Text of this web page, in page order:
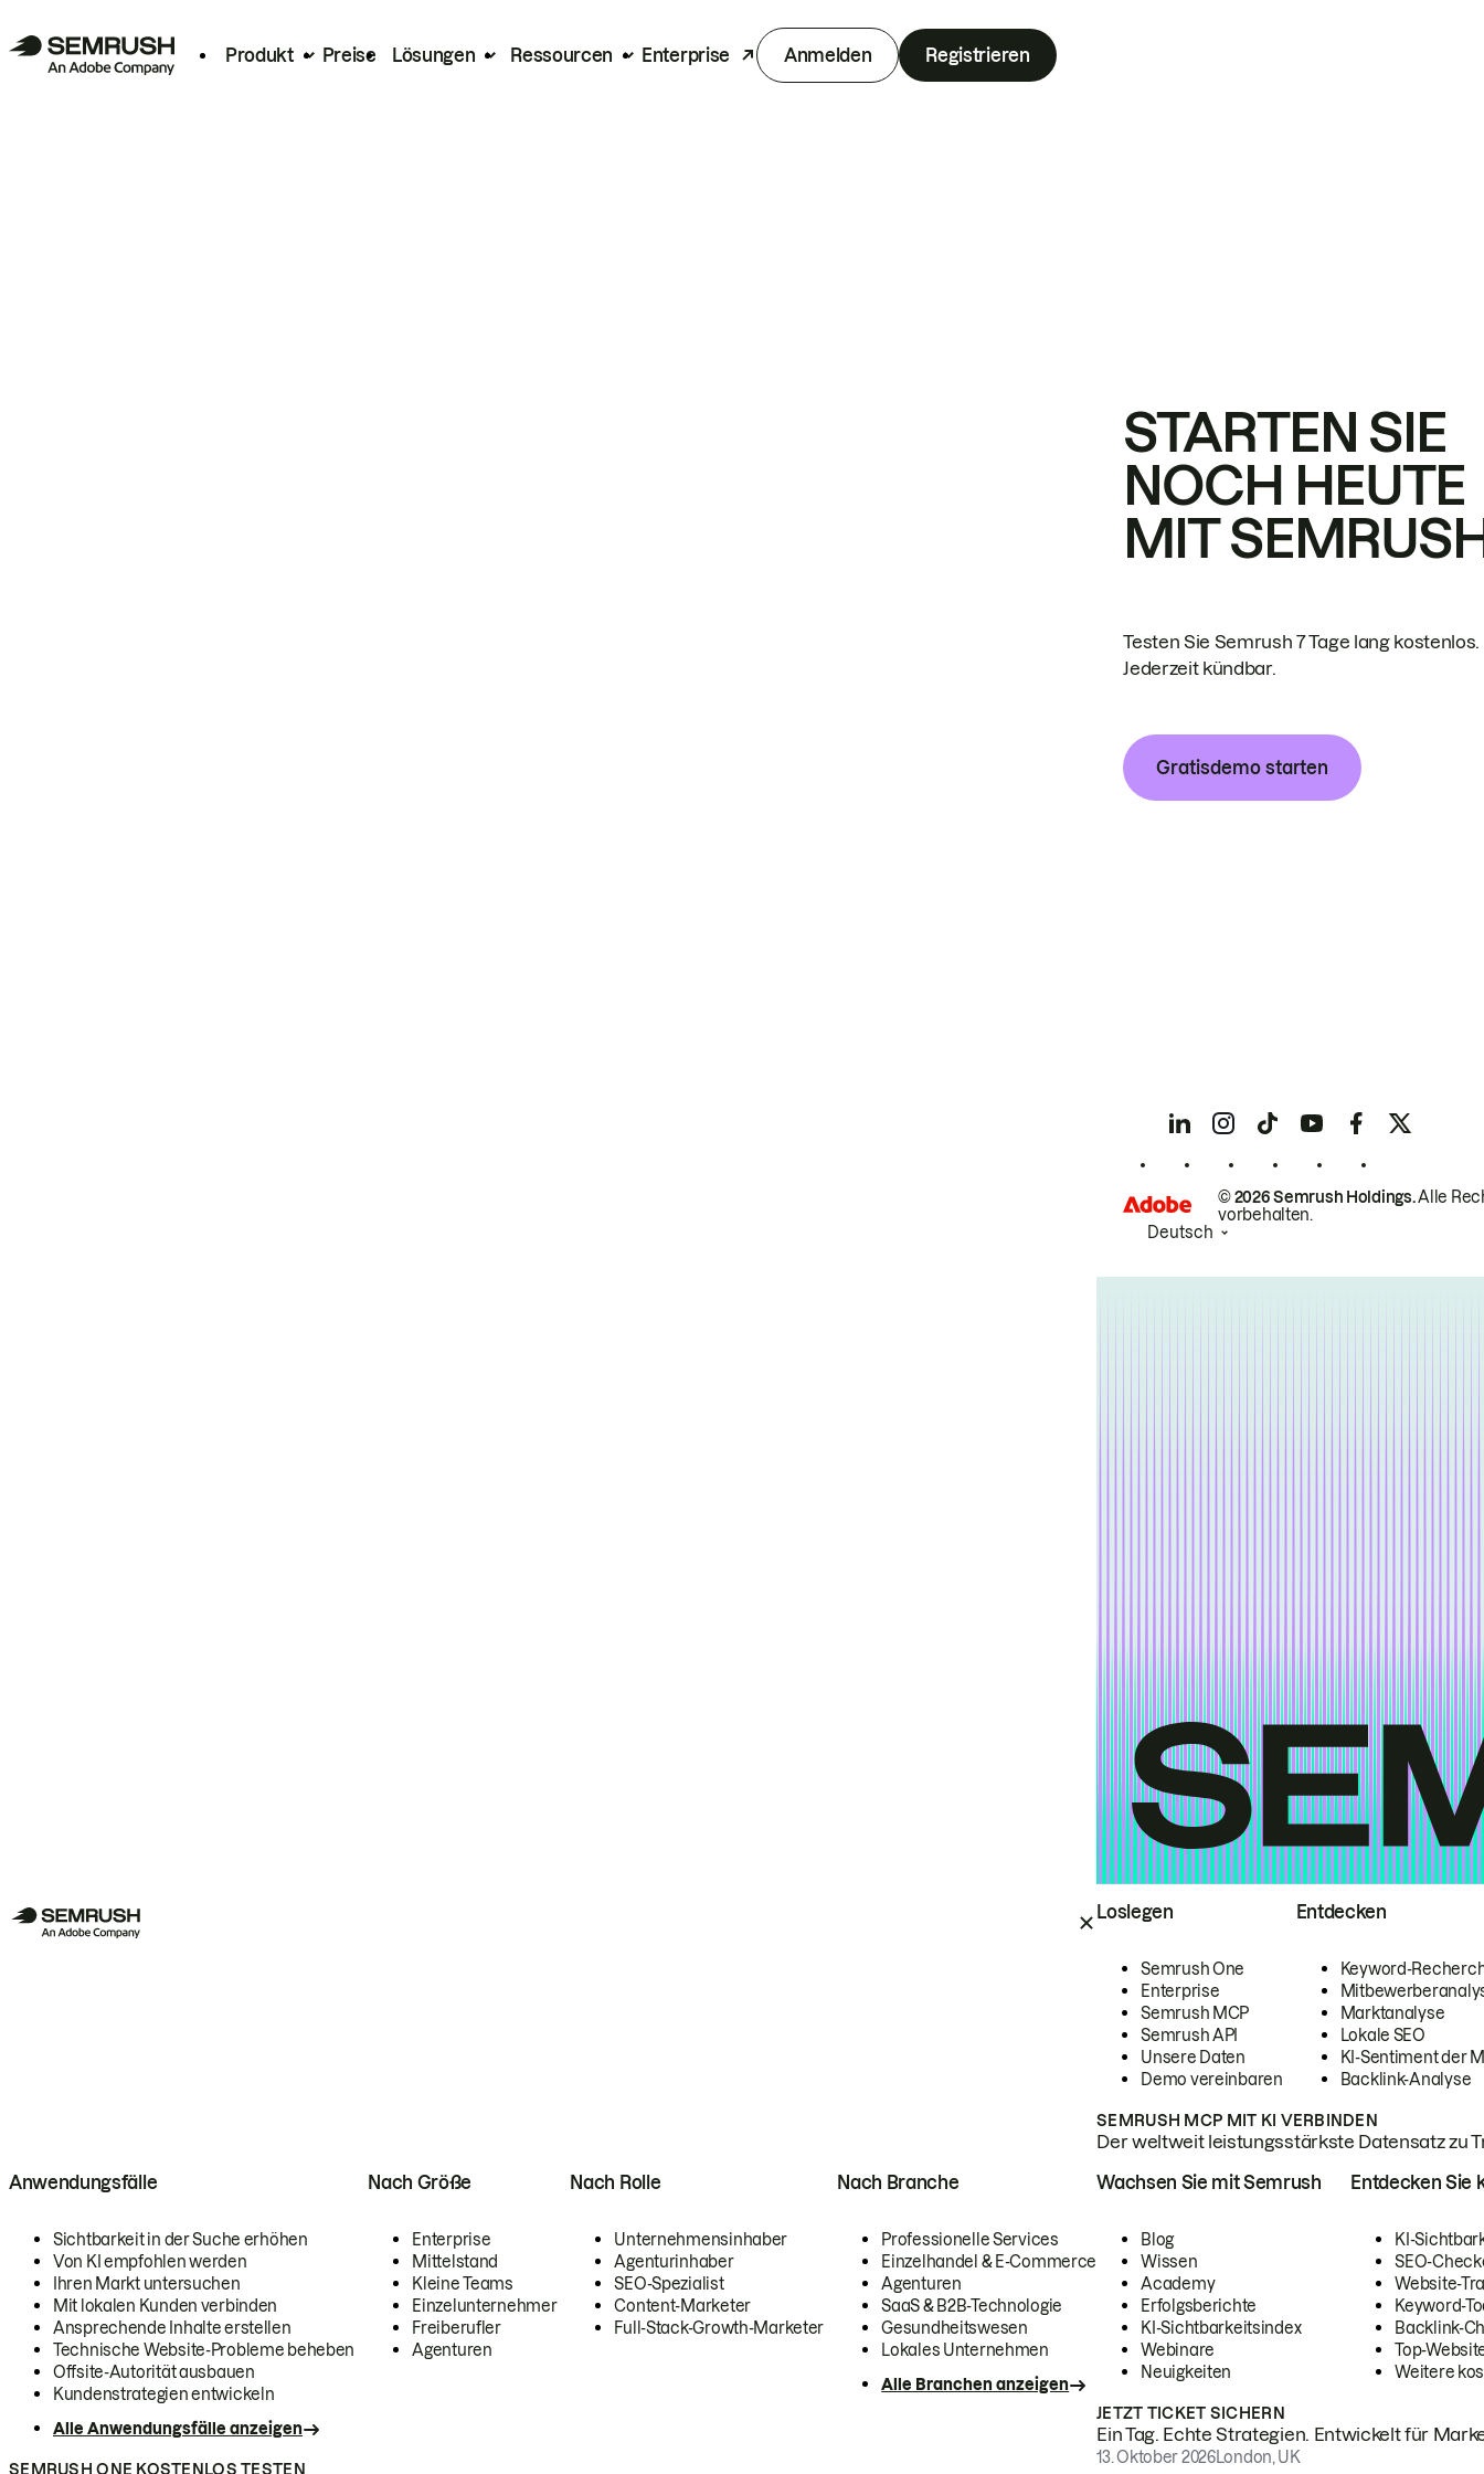
Produkt Preise Lösungen Ressourcen Enterprise Anmelden Registrieren
Loslegen
Semrush One
Enterprise
Semrush MCP
Semrush API
Unsere Daten
Demo vereinbaren
Entdecken
Keyword-
Marktanalyse
Lokale SEO
KI-Sentiment der
Backlink-Analyse
SEMRUSH MCP MIT KI VERBINDEN
Der weltweit leistungsstärkste Datensatz zu
Anwendungsfälle
Sichtbarkeit in der Suche erhöhen
Von KI empfohlen werden
Ihren Markt untersuchen
Mit lokalen Kunden verbinden
Ansprechende Inhalte erstellen
Technische Website-Probleme beheben
Offsite-Autorität ausbauen
Kundenstrategien entwickeln
Alle Anwendungsfälle anzeigen
Nach Größe
Enterprise
Mittelstand
Kleine Teams
Einzelunternehmer
Freiberufler
Agenturen
Nach Rolle
Unternehmensinhaber
Agenturinhaber
SEO-Spezialist
Content-Marketer
Full-Stack-Growth-Marketer
Nach Branche
Professionelle Services
Einzelhandel & E-Commerce
Agenturen
SaaS & B2B-Technologie
Gesundheitswesen
Lokales Unternehmen
Alle Branchen anzeigen
SEMRUSH ONE KOSTENLOS TESTEN
Wachsen Sie mit Semrush
Blog
Wissen
Academy
Erfolgsberichte
KI-Sichtbarkeitsindex
Webinare
Neuigkeiten
Entdecken Sie
KI-
SEO-
Website-
Keyword-
Backlink-
Top-
Weitere
JETZT TICKET SICHERN
Ein Tag. Echte Strategien. Entwickelt für
13. Oktober 2026London, UK
STARTEN SIE
NOCH HEUTE
MIT
Testen Sie Semrush 7 Tage lang kostenlos.
Jederzeit kündbar.
Gratisdemo starten
© 2026 Semrush Holdings.Alle
vorbehalten.
Deutsch